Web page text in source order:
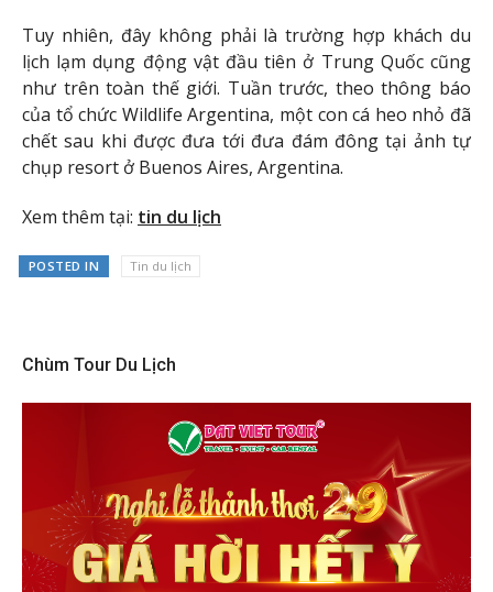
Tuy nhiên, đây không phải là trường hợp khách du
lịch lạm dụng động vật đầu tiên ở Trung Quốc cũng
như trên toàn thế giới. Tuần trước, theo thông báo
của tổ chức Wildlife Argentina, một con cá heo nhỏ đã
chết sau khi được đưa tới đưa đám đông tại ảnh tự
chụp resort ở Buenos Aires, Argentina.
Xem thêm tại: tin du lịch
POSTED IN Tin du lịch
Chùm Tour Du Lịch